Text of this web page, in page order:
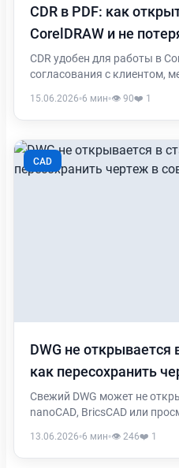
CDR в PDF: как
CorelDRAW и не
CDR удобен для работы в
согласования с клиентом,
когда стоит перевести CDR
конвертации.
15.06.2026•6 мин•👁️ 90❤️ 1
CAD
DWG не открывается
как пересохранить
версию
Свежий DWG может не
nanoCAD, BricsCAD или
лучше выбрать DXF или PDF
конвертации.
13.06.2026•6 мин•👁️ 246❤️ 1